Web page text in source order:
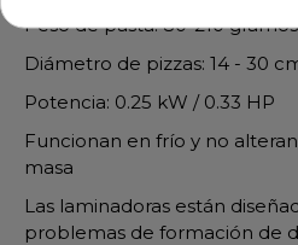
Peso de pasta: 80-210 gramos
Diámetro de pizzas: 14 - 30
Potencia: 0.25 kW / 0.33 HP
Funcionan en frío y no
masa
Las laminadoras están
problemas de formación de